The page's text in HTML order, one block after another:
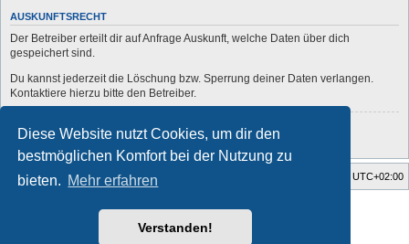
Diese Website nutzt Cookies, um dir den
bestmöglichen Komfort bei der Nutzung zu
bieten. Mehr erfahren
Verstanden!
AUSKUNFTSRECHT
Der Betreiber erteilt dir auf Anfrage Auskunft, welche Daten über dich
gespeichert sind.
Du kannst jederzeit die Löschung bzw. Sperrung deiner Daten verlangen.
Kontaktiere hierzu bitte den Betreiber.
Zurück zur vorherigen Seite
Startseite Foren-Übersicht UTC+02:00
Deutsche Übersetzung durch